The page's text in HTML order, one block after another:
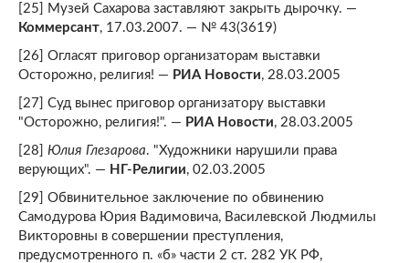
[25] Музей Сахарова заставляют закрыть дырочку. —
Коммерсант, 17.03.2007. — № 43(3619)
[26] Огласят приговор организаторам выставки
Осторожно, религия! — РИА Новости, 28.03.2005
[27] Суд вынес приговор организатору выставки
"Осторожно, религия!". — РИА Новости, 28.03.2005
[28] Юлия Глезарова. "Художники нарушили права
верующих". — НГ-Религии, 02.03.2005
[29] Обвинительное заключение по обвинению
Самодурова Юрия Вадимовича, Василевской Людмилы
Викторовны в совершении преступления,
предусмотренного п. «б» части 2 ст. 282 УК РФ,